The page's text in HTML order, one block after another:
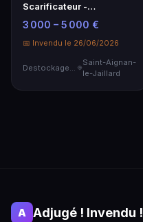
Scarificateur -
Performance et Efficacité
3 000 – 5 000 €
📅 Invendu le 26/06/2026
Destockage & Invendus
Saint-Aignan-
le-Jaillard
A Adjugé ! Invendu !